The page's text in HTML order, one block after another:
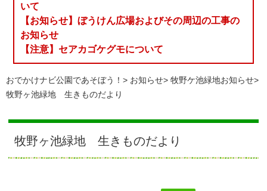
いて
【お知らせ】ぼうけん広場およびその周辺の工事の
お知らせ
【注意】セアカゴケグモについて
おでかけナビ公園であそぼう！ お知らせ
牧野ケ池緑地お知らせ
牧野ヶ池緑地 生きものだより
牧野ヶ池緑地 生きものだより